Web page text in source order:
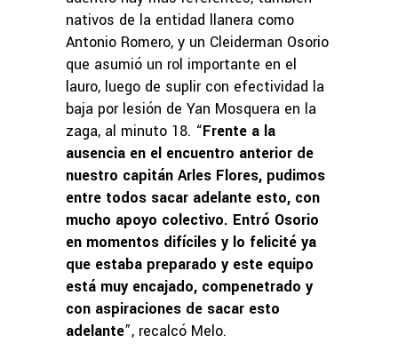
nativos de la entidad llanera como
Antonio Romero, y un Cleiderman Osorio
que asumió un rol importante en el
lauro, luego de suplir con efectividad la
baja por lesión de Yan Mosquera en la
zaga, al minuto 18. “Frente a la
ausencia en el encuentro anterior de
nuestro capitán Arles Flores, pudimos
entre todos sacar adelante esto, con
mucho apoyo colectivo. Entró Osorio
en momentos difíciles y lo felicité ya
que estaba preparado y este equipo
está muy encajado, compenetrado y
con aspiraciones de sacar esto
adelante”, recalcó Melo.